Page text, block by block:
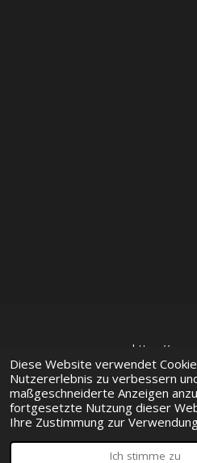
Diese Website verwendet
Nutzererlebnis zu verbessern
maßgeschneiderte Anzeigen
fortgesetzte Nutzung dieser
Ihre Zustimmung zur
Ich stimme zu
https://
© 2023MBC Clothing